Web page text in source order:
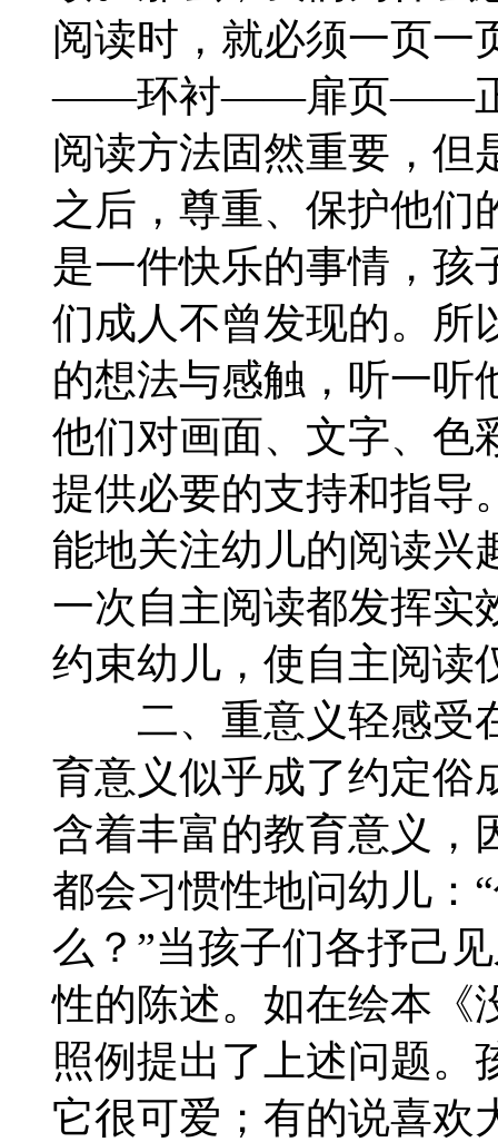
阅读时，就必须一页一
——环衬——扉页——正
阅读方法固然重要，但
之后，尊重、保护他们
是一件快乐的事情，孩
们成人不曾发现的。所
的想法与感触，听一听
他们对画面、文字、色
提供必要的支持和指导
能地关注幼儿的阅读兴
一次自主阅读都发挥实
约束幼儿，使自主阅读
二、重意义轻感受
育意义似乎成了约定俗
含着丰富的教育意义，
都会习惯性地问幼儿：
么？”当孩子们各抒己
性的陈述。如在绘本《
照例提出了上述问题。
它很可爱；有的说喜欢